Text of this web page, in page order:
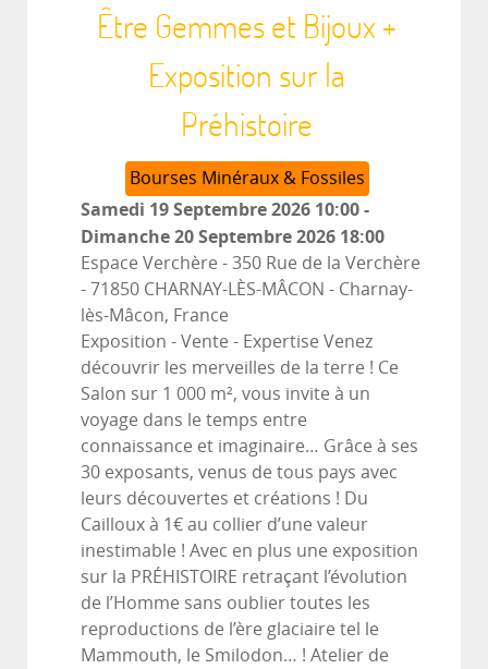
Être Gemmes et Bijoux +
Exposition sur la
Préhistoire
Bourses Minéraux & Fossiles
Samedi 19 Septembre 2026 10:00-
Dimanche 20 Septembre 2026 18:00
Espace Verchère - 350 Rue de la Verchère
- 71850 CHARNAY-LÈS-MÂCON - Charnay-
lès-Mâcon, France
Exposition - Vente - Expertise Venez
découvrir les merveilles de la terre ! Ce
Salon sur 1 000 m², vous invite à un
voyage dans le temps entre
connaissance et imaginaire… Grâce à ses
30 exposants, venus de tous pays avec
leurs découvertes et créations ! Du
Cailloux à 1€ au collier d’une valeur
inestimable ! Avec en plus une exposition
sur la PRÉHISTOIRE retraçant l’évolution
de l’Homme sans oublier toutes les
reproductions de l’ère glaciaire tel le
Mammouth, le Smilodon… ! Atelier de